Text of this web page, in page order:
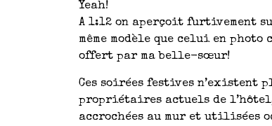
Yeah!
A 1:12 on aperçoit furtivement
même modèle que celui en
offert par ma belle-sœur!
Ces soirées festives n’existent
propriétaires actuels de l’hôtel,
accrochées au mur et utilisées